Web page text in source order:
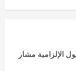
الإلزامية مشار